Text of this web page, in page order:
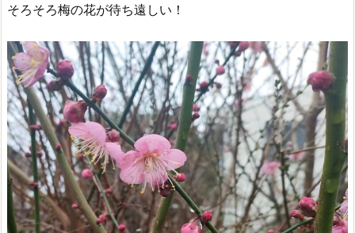
そろそろ梅の花が待ち遠しい！